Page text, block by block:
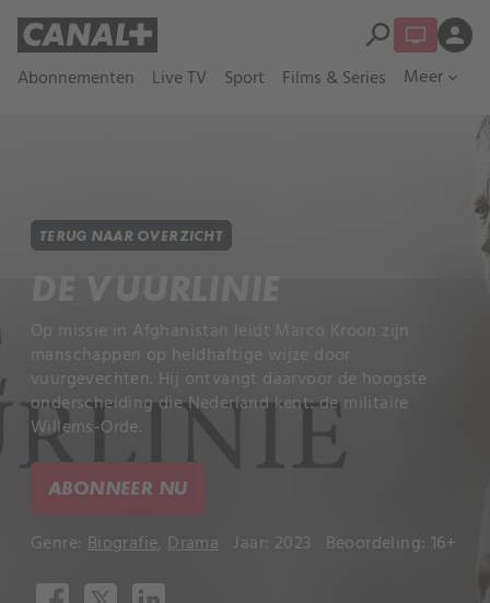
Abonnementen Live TV Sport Films & Series Meer expand_more
search person
TERUG NAAR OVERZICHT
Op missie in Afghanistan leidt Marco Kroon zijn
manschappen op heldhaftige wijze door
vuurgevechten. Hij ontvangt daarvoor de hoogste
onderscheiding die Nederland kent: de militaire
Willems-Orde.
ABONNEER NU
Genre: Biografie,Drama Jaar: 2023 Beoordeling: 16+